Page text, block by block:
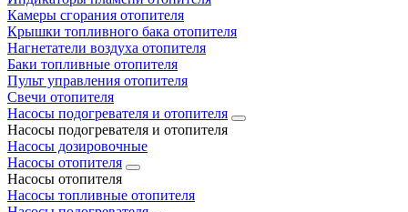
Камеры сгорания отопителя
Крышки топливного бака отопителя
Нагнетатели воздуха отопителя
Баки топливные отопителя
Пульт управления отопителя
Свечи отопителя
Насосы подогревателя и отопителя
Насосы подогревателя и отопителя
Насосы дозировочные
Насосы отопителя
Насосы отопителя
Насосы топливные отопителя